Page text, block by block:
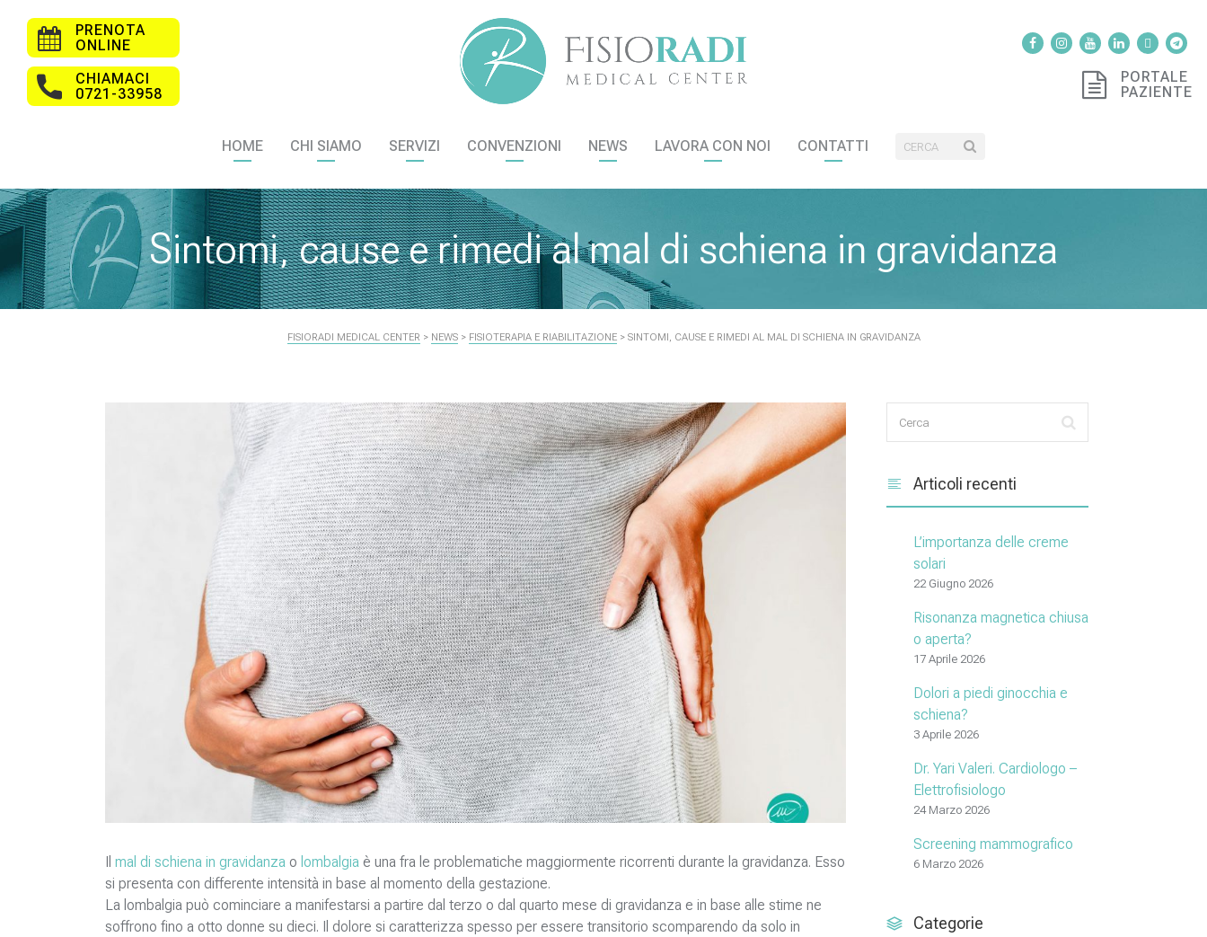
PRENOTA
ONLINE
CHIAMACI
0721-33958
PORTALE
PAZIENTE
HOME CHI SIAMO SERVIZI CONVENZIONI NEWS LAVORA CON NOI CONTATTI
Sintomi, cause e rimedi al mal di schiena in gravidanza
FISIORADI MEDICAL CENTER > NEWS> FISIOTERAPIA E RIABILITAZIONE> SINTOMI, CAUSE E RIMEDI AL MAL DI SCHIENA IN GRAVIDANZA
mal di schiena in gravidanza o lombalgia è una fra le problematiche maggiormente ricorrenti durante la gravidanza. Esso
si presenta con differente intensità in base al momento della gestazione.
La lombalgia può cominciare a manifestarsi a partire dal terzo o dal quarto mese di gravidanza e in base alle stime ne
soffrono fino a otto donne su dieci. Il dolore si caratterizza spesso per essere transitorio scomparendo da solo in
Articoli recenti
L’importanza delle creme
solari
22 Giugno 2026
Risonanza magnetica chiusa
o aperta?
17 Aprile 2026
Dolori a piedi ginocchia e
schiena?
3 Aprile 2026
Dr. Yari Valeri. Cardiologo –
Elettrofisiologo
24 Marzo 2026
Screening mammografico
6 Marzo 2026
Categorie